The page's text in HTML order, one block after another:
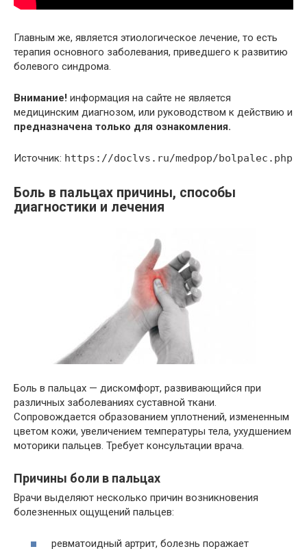
Главным же, является этиологическое лечение, то есть
терапия основного заболевания, приведшего к развитию
болевого синдрома.
Внимание! информация на сайте не является
медицинским диагнозом, или руководством к действию и
предназначена только для ознакомления.
Источник: https://doclvs.ru/medpop/bolpalec.php
Боль в пальцах причины, способы
диагностики и лечения
Боль в пальцах — дискомфорт, развивающийся при
различных заболеваниях суставной ткани.
Сопровождается образованием уплотнений, измененным
цветом кожи, увеличением температуры тела, ухудшением
моторики пальцев. Требует консультации врача.
Причины боли в пальцах
Врачи выделяют несколько причин возникновения
болезненных ощущений пальцев:
ревматоидный артрит, болезнь поражает